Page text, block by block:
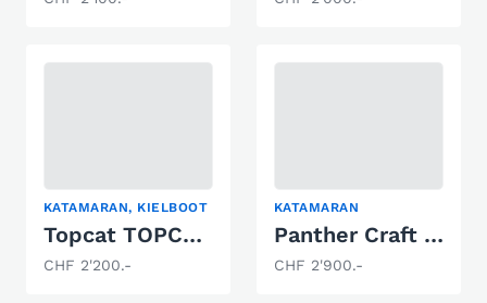
KATAMARAN, KIELBOOT
Topcat TOPCA Formel2
CHF 2'200.-
KATAMARAN
Panther Craft Dart 18
CHF 2'900.-